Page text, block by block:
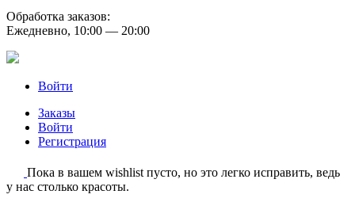
Обработка заказов:
Ежедневно, 10:00 — 20:00
Войти
Заказы
Войти
Регистрация
Пока в вашем wishlist пусто, но это легко исправить, ведь
у нас столько красоты.